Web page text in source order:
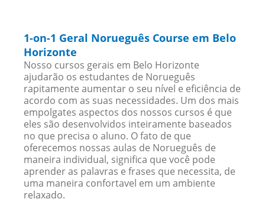
1-on-1 Geral Norueguês Course em Belo
Horizonte
Nosso cursos gerais em Belo Horizonte
ajudarão os estudantes de Norueguês
rapitamente aumentar o seu nível e eficiência de
acordo com as suas necessidades. Um dos mais
empolgates aspectos dos nossos cursos é que
eles são desenvolvidos inteiramente baseados
no que precisa o aluno. O fato de que
oferecemos nossas aulas de Norueguês de
maneira individual, significa que você pode
aprender as palavras e frases que necessita, de
uma maneira confortavel em um ambiente
relaxado.